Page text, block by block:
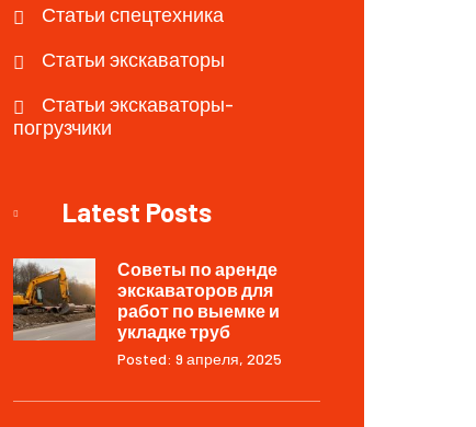
Статьи спецтехника
Статьи экскаваторы
Статьи экскаваторы-
погрузчики
Latest Posts
Советы по аренде
экскаваторов для
работ по выемке и
укладке труб
Posted: 9 апреля, 2025